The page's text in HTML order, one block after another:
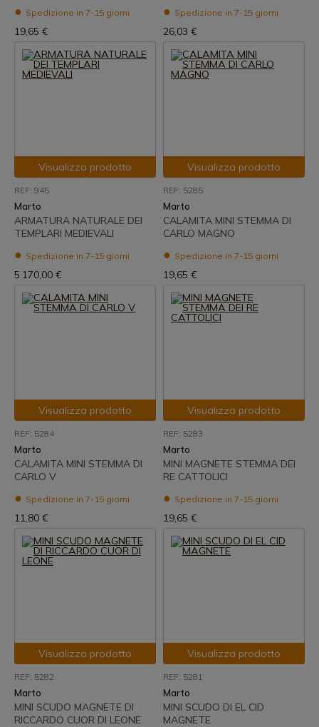
Spedizione in 7-15 giorni
19,65 €
Spedizione in 7-15 giorni
26,03 €
Visualizza prodotto
REF: 945
Marto
ARMATURA NATURALE DEI
TEMPLARI MEDIEVALI
Spedizione in 7-15 giorni
5.170,00 €
Visualizza prodotto
REF: 5285
Marto
CALAMITA MINI STEMMA DI
CARLO MAGNO
Spedizione in 7-15 giorni
19,65 €
Visualizza prodotto
REF: 5284
Marto
CALAMITA MINI STEMMA DI
CARLO V
Spedizione in 7-15 giorni
11,80 €
Visualizza prodotto
REF: 5283
Marto
MINI MAGNETE STEMMA DEI
RE CATTOLICI
Spedizione in 7-15 giorni
19,65 €
Visualizza prodotto
REF: 5282
Marto
MINI SCUDO MAGNETE DI
RICCARDO CUOR DI LEONE
Visualizza prodotto
REF: 5281
Marto
MINI SCUDO DI EL CID
MAGNETE